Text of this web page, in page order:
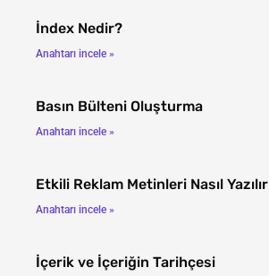
İndex Nedir?
Anahtarı incele »
Basın Bülteni Oluşturma
Anahtarı incele »
Etkili Reklam Metinleri Nasıl Yazılır
Anahtarı incele »
İçerik ve İçeriğin Tarihçesi